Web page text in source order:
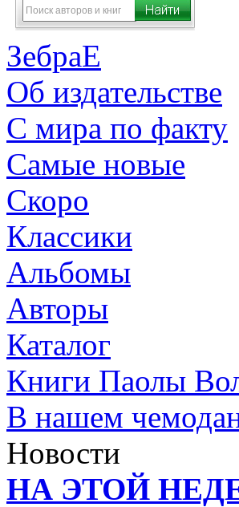
ЗебраЕ
Об издательстве
С мира по факту
Самые новые
Скоро
Классики
Альбомы
Авторы
Каталог
Книги Паолы
В нашем
Новости
НА ЭТОЙ